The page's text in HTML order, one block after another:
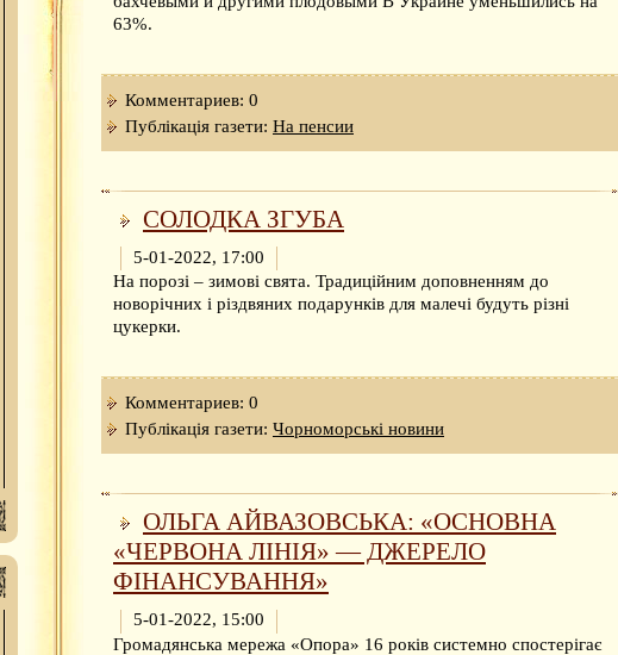
63%.
Комментариев: 0
Публікація газети: На пенсии
СОЛОДКА ЗГУБА
5-01-2022, 17:00
На порозі – зимові свята. Традиційним доповненням до
новорічних і різдвяних подарунків для малечі будуть різні
цукерки.
Комментариев: 0
Публікація газети: Чорноморські новини
ОЛЬГА АЙВАЗОВСЬКА: «ОСНОВНА
«ЧЕРВОНА ЛІНІЯ» — ДЖЕРЕЛО
ФІНАНСУВАННЯ»
5-01-2022, 15:00
Громадянська мережа «Опора» 16 років системно спостерігає